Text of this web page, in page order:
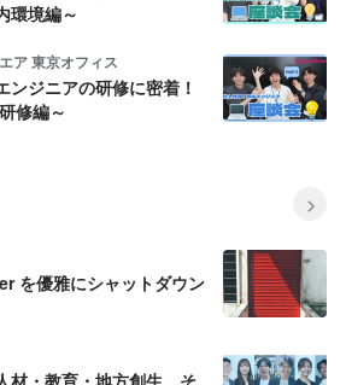
環境編～
ア 東京オフィス
ンジニアの研修に密着！
修編～
を優雅にシャットダウン
材・教育・地方創生…そ